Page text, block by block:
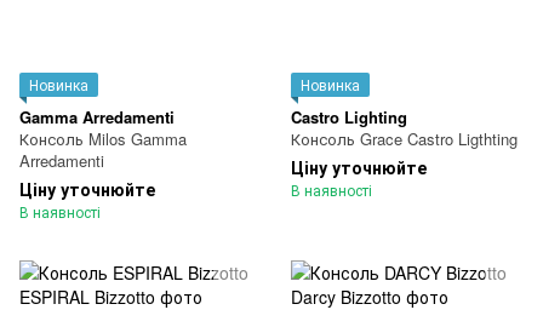
Новинка
Gamma Arredamenti
Консоль Milos Gamma
Arredamenti
Ціну уточнюйте
В наявності
Новинка
Castro Lighting
Консоль Grace Castro Ligthting
Ціну уточнюйте
В наявності